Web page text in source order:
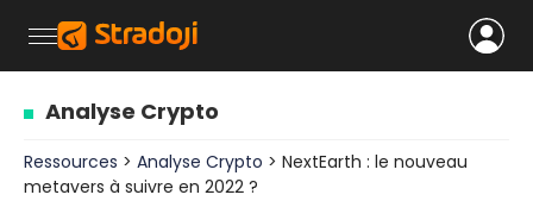
Analyse Crypto
Ressources > Analyse Crypto > NextEarth : le nouveau
metavers à suivre en 2022 ?